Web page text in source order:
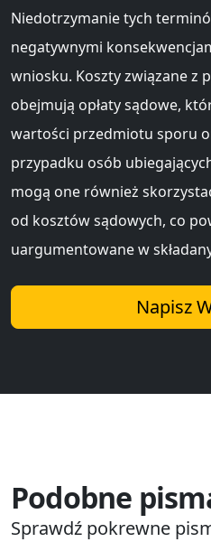
Niedotrzymanie tych
negatywnymi
wniosku. Koszty związane z
obejmują opłaty sądowe,
wartości przedmiotu sporu
przypadku osób
mogą one również
od kosztów sądowych, co
uargumentowane w
Napisz
Podobne
Sprawdź pokrewne